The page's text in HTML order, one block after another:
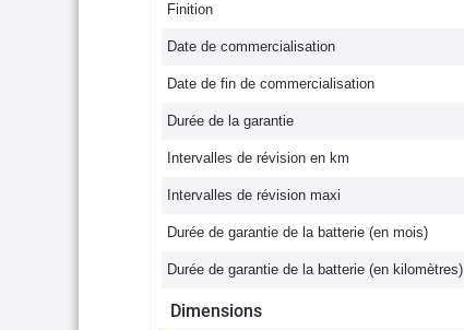
Finition
Date de commercialisation
Date de fin de commercialisation
Durée de la garantie
Intervalles de révision en km
Intervalles de révision maxi
Durée de garantie de la batterie (en mois)
Durée de garantie de la batterie (en kilomètres)
Dimensions